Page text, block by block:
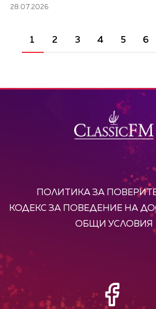
28.07.2026
1 2 3 4 5 6
ПОЛИТИКА ЗА
КОДЕКС ЗА ПОВЕДЕНИЕ НА
ОБЩИ УСЛОВИЯ